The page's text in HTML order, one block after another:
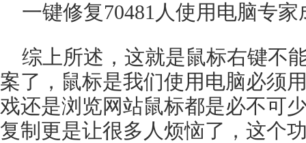
一键修复70481人使用电脑专家
综上所述，这就是鼠标右键不
案了，鼠标是我们使用电脑必须
戏还是浏览网站鼠标都是必不可
复制更是让很多人烦恼了，这个